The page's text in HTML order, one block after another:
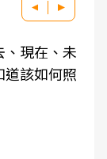
、現在、未
道該如何照